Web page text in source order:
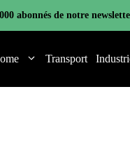
abonnés de notre
Transport